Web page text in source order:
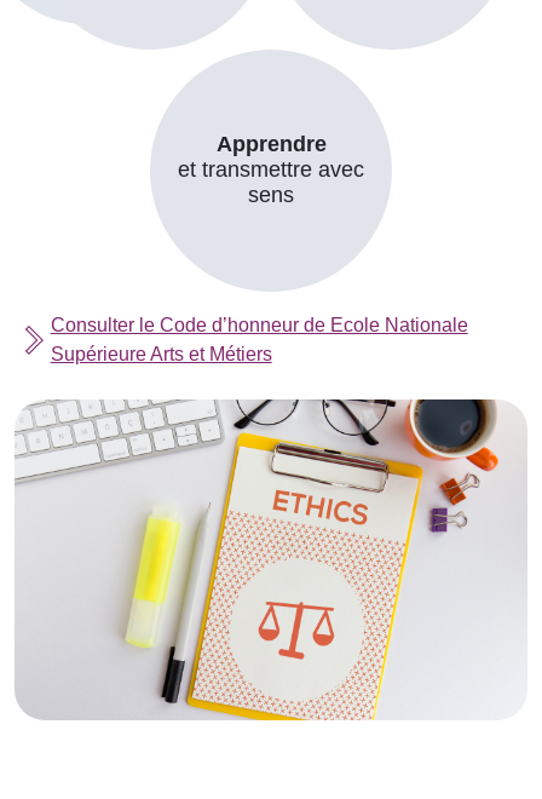
Apprendre
et transmettre avec
sens
Consulter le Code d’honneur de Ecole Nationale
Supérieure Arts et Métiers